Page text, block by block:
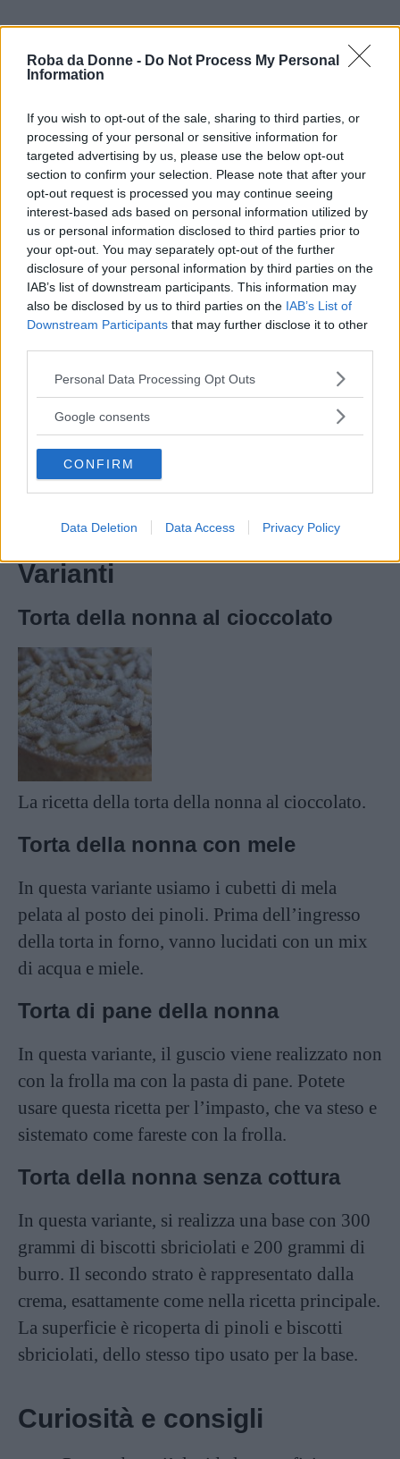
Roba da Donne - Do Not Process My Personal
Information
If you wish to opt-out of the sale, sharing to third parties, or
processing of your personal or sensitive information for
targeted advertising by us, please use the below opt-out
section to confirm your selection. Please note that after your
opt-out request is processed you may continue seeing
interest-based ads based on personal information utilized by
us or personal information disclosed to third parties prior to
your opt-out. You may separately opt-out of the further
disclosure of your personal information by third parties on the
IAB’s list of downstream participants. This information may
also be disclosed by us to third parties on the IAB’s List of
Downstream Participants that may further disclose it to other
Please note that this website/app uses one or more Google
not limited to your visit or usage behaviour. You may click to
use your data for below specified purposes in below Google
consent section.
Personal Data Processing Opt Outs
Google consents
CONFIRM
Data Deletion Data Access Privacy Policy
Varianti
Torta della nonna al cioccolato
La ricetta della torta della nonna al cioccolato.
Torta della nonna con mele
In questa variante usiamo i cubetti di mela
pelata al posto dei pinoli. Prima dell’ingresso
della torta in forno, vanno lucidati con un mix
di acqua e miele.
Torta di pane della nonna
In questa variante, il guscio viene realizzato non
con la frolla ma con la pasta di pane. Potete
usare questa ricetta per l’impasto, che va steso e
sistemato come fareste con la frolla.
Torta della nonna senza cottura
In questa variante, si realizza una base con 300
grammi di biscotti sbriciolati e 200 grammi di
burro. Il secondo strato è rappresentato dalla
crema, esattamente come nella ricetta principale.
La superficie è ricoperta di pinoli e biscotti
sbriciolati, dello stesso tipo usato per la base.
Curiosità e consigli